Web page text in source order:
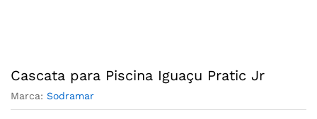
Cascata para Piscina Iguaçu Pratic Jr
Marca: Sodramar